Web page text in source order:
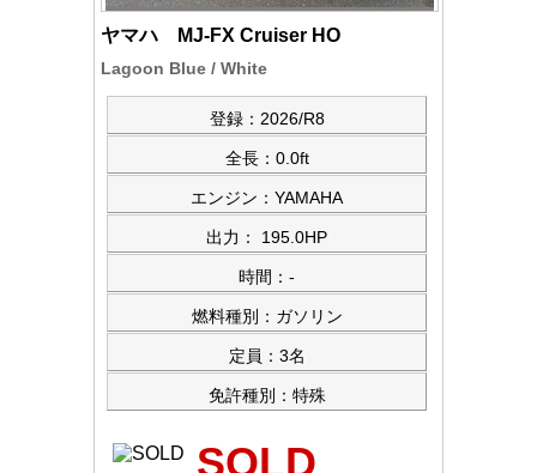
ヤマハ MJ-FX Cruiser HO
Lagoon Blue / White
登録：2026/R8
全長：0.0ft
エンジン：YAMAHA
出力： 195.0HP
時間：-
燃料種別：ガソリン
定員：3名
免許種別：特殊
SOLD